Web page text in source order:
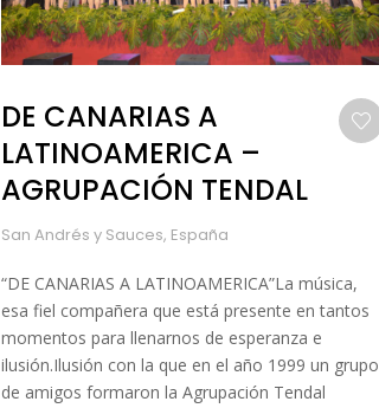
DE CANARIAS A
LATINOAMERICA –
AGRUPACIÓN TENDAL
San Andrés y Sauces, España
“DE CANARIAS A LATINOAMERICA”La música,
esa fiel compañera que está presente en tantos
momentos para llenarnos de esperanza e
ilusión.Ilusión con la que en el año 1999 un grupo
de amigos formaron la Agrupación Tendal